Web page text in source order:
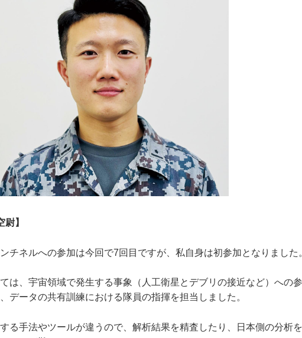
】
チネルへの参加は今回で7回目ですが、私自身は初参加となりました
は、宇宙領域で発生する事象（人工衛星とデブリの接近など）への
データの共有訓練における隊員の指揮を担当しました。
る手法やツールが違うので、解析結果を精査したり、日本側の分析